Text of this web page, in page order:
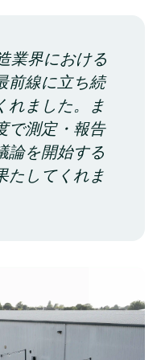
業界における
前線に立ち続
れました。ま
で測定・報告
論を開始する
たしてくれま